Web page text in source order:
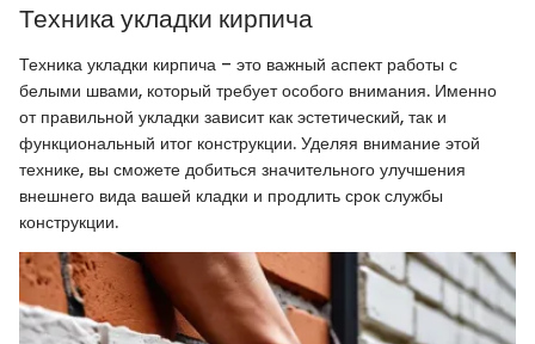
Техника укладки кирпича
Техника укладки кирпича – это важный аспект работы с
белыми швами, который требует особого внимания. Именно
от правильной укладки зависит как эстетический, так и
функциональный итог конструкции. Уделяя внимание этой
технике, вы сможете добиться значительного улучшения
внешнего вида вашей кладки и продлить срок службы
конструкции.